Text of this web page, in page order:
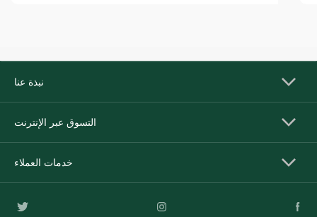
نبذة عنا
التسوق عبر الإنترنت
خدمات العملاء